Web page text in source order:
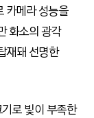
카메라 성능을
화소의 광각
재돼 선명한
로 빛이 부족한